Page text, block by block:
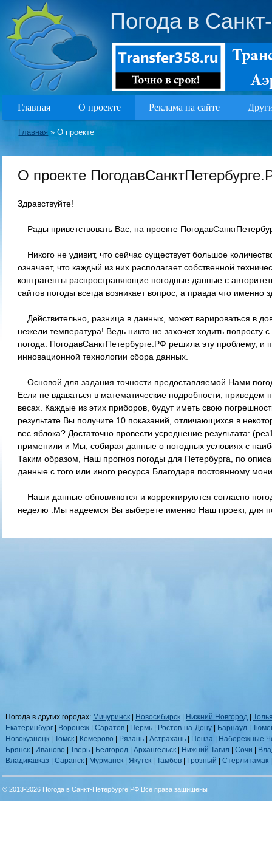
Погода в
Главная О проекте Реклама на сайте
Главная »О проекте
О проекте
Здравствуйте!
Рады приветствовать Вас, на проекте
Никого не удивит, что сейчас существует большое
означает, что каждый из них располагает собственной
контрагенты распространяющие погодные данные с
сайтов погоды всегда возникает вопрос, а правда что именно
Действительно, разница в данных, может варироваться в
нежели температура! Ведь никто не захочет ходить попросту
погода. ПогодавСанктПетербурге.РФ решила эту проблему, и
инновационной технологии сбора данных.
Основой для задания точности предоставляемой Нами
Если не вдаваться в математические подробности,
весах. Каждые из этих приборов, будут иметь свою
результате Вы получите 10 показаний, отличающихся в
вес яблока? Достаточно провести усреднение результата:
применили и Мы, собирая данные о погодных условиях с
Таким образом, Наш прогноз погоды для Петербурга, по
данные с того или иного ресурса.Благодаря постоянному
Наши данные обновляются и корректируются согласно
неделю .Мы надеемся Вы выберете именно Наш проект, для
Погода в других городах: Мичуринск| Новосибирск| Нижний Новгород|
Екатеринбург| Воронеж| Саратов| Пермь| Ростов-на-Дону| Барнаул
Новокузнецк| Томск| Кемерово Рязань| Астрахань| Пенза|
Набережные
Брянск| Иваново Тверь| Белгород| Архангельск| Нижний Тагил Сочи
Владикавказ
Саранск| Мурманск| Якутск| Тамбов| Грозный Стерлитамак
© 2013-2026 Погода в Санкт-Петербурге.РФ Все права защищены